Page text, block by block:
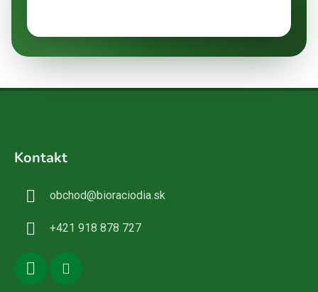
Kontakt
obchod@bioraciodia.sk
+421 918 878 727